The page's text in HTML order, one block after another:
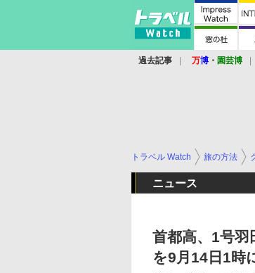
過去記事 万博 ・ 園芸博
トラベル Watch 旅の方法
ニュース
首都高、1号羽
を9月14日1時